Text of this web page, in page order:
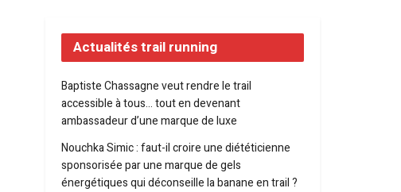
Actualités trail running
Baptiste Chassagne veut rendre le trail
accessible à tous… tout en devenant
ambassadeur d’une marque de luxe
Nouchka Simic : faut-il croire une diététicienne
sponsorisée par une marque de gels
énergétiques qui déconseille la banane en trail ?